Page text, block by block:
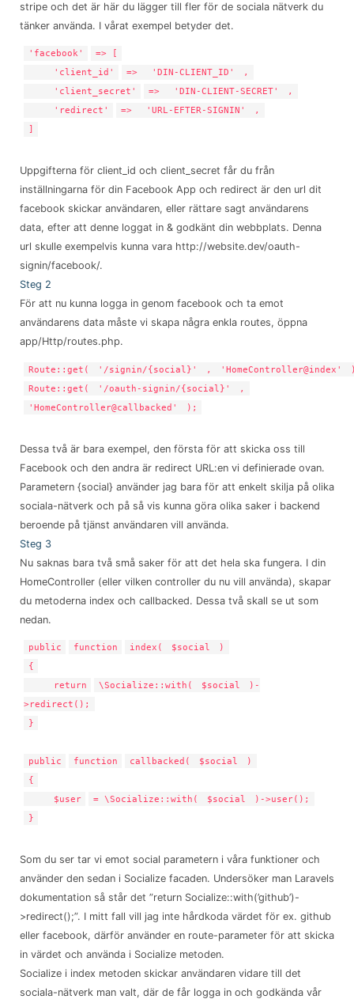
stripe och det är här du lägger till fler för de sociala nätverk du
tänker använda. I vårat exempel betyder det.
'facebook'
=> [
'client_id'
=> 'DIN-CLIENT_ID'
,
'client_secret'
=> 'DIN-CLIENT-SECRET'
,
'redirect'
=> 'URL-EFTER-SIGNIN'
,
Uppgifterna för client_id och client_secret får du från
inställningarna för din Facebook App och redirect är den url dit
facebook skickar användaren, eller rättare sagt användarens
data, efter att denne loggat in & godkänt din webbplats. Denna
url skulle exempelvis kunna vara http://website.dev/oauth-
signin/facebook/.
Steg 2
För att nu kunna logga in genom facebook och ta emot
användarens data måste vi skapa några enkla routes, öppna
app/Http/routes.php.
Route::get( '/signin/{social}' , 'HomeController@index'
Route::get(
'/oauth-signin/{social}'
,
'HomeController@callbacked'
);
Dessa två är bara exempel, den första för att skicka oss till
Facebook och den andra är redirect URL:en vi definierade ovan.
Parametern {social} använder jag bara för att enkelt skilja på olika
sociala-nätverk och på så vis kunna göra olika saker i backend
beroende på tjänst användaren vill använda.
Steg 3
Nu saknas bara två små saker för att det hela ska fungera. I din
HomeController (eller vilken controller du nu vill använda), skapar
du metoderna index och callbacked. Dessa två skall se ut som
nedan.
public function index( $social
)
{
return
\Socialize::with( $social
)-
>redirect();
}
public function callbacked( $social
)
{
$user
= \Socialize::with( $social
)->user();
}
Som du ser tar vi emot social parametern i våra funktioner och
använder den sedan i Socialize facaden. Undersöker man Laravels
dokumentation så står det ”return Socialize::with(’github’)-
>redirect();”. I mitt fall vill jag inte hårdkoda värdet för ex. github
eller facebook, därför använder en route-parameter för att skicka
in värdet och använda i Socialize metoden.
Socialize i index metoden skickar användaren vidare till det
sociala-nätverk man valt, där de får logga in och godkända vår